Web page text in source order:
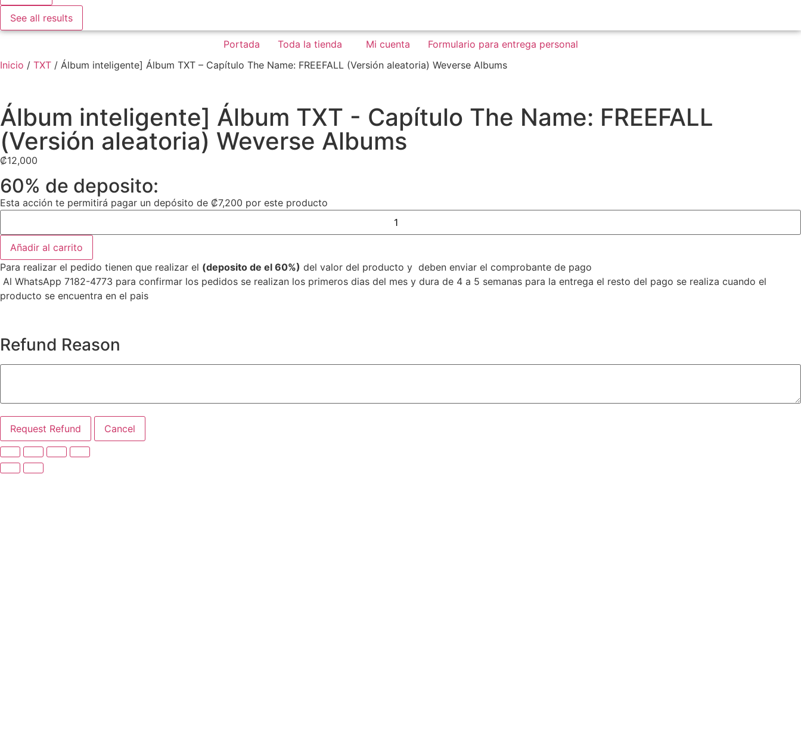
See all results
Portada Toda la tienda Mi cuenta
Formulario para entrega personal
Inicio / TXT / Álbum inteligente] Álbum TXT – Capítulo The Name: FREEFALL (Versión aleatoria) Weverse Albums
Álbum inteligente] Álbum TXT - Capítulo The Name: FREEFALL
(Versión aleatoria) Weverse Albums
₡12,000
60% de deposito:
Esta acción te permitirá pagar un depósito de ₡7,200 por este producto
Álbum
Álbum
TXT
Capítulo
The
Name:
FREEFALL
(Versión
cantidad
Añadir al carrito
Para realizar el pedido tienen que realizar el (deposito de el 60%) del valor del producto y deben enviar el comprobante de pago
Al WhatsApp 7182-4773 para confirmar los pedidos se realizan los primeros dias del mes y dura de 4 a 5 semanas para la entrega el resto del pago se realiza cuando el
producto se encuentra en el pais
Refund Reason
Request Refund Cancel